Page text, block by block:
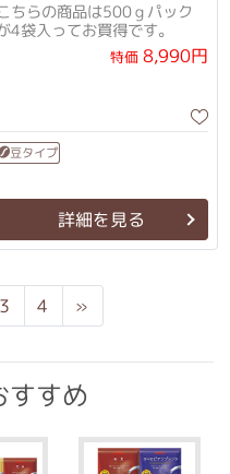
ちらの商品は500ｇパック
4袋入ってお買得です。
特価8,990円
豆タイプ
詳細を見る
3 4 »
すすめ